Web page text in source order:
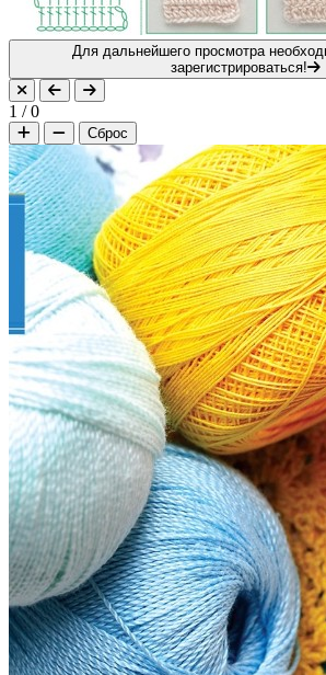
Для дальнейшего просмотра необходимо войти или
зарегистрироваться!
1 /0
Сброс